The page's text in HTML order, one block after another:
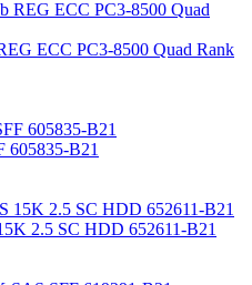
ECC PC3-8500 Quad Rank
605835-B21
2.5 SC HDD 652611-B21